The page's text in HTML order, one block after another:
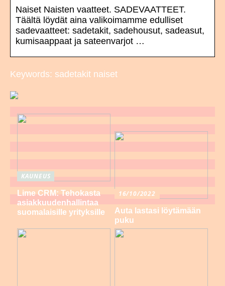
Naiset Naisten vaatteet. SADEVAATTEET.
Täältä löydät aina valikoimamme edulliset
sadevaatteet: sadetakit, sadehousut, sadeasut,
kumisaappaat ja sateenvarjot …
Keywords: sadetakit naiset
KAUNEUS
Lime CRM: Tehokasta
asiakkuudenhallintaa
suomalaisille yrityksille
16/10/2022
Auta lastasi löytämään
puku